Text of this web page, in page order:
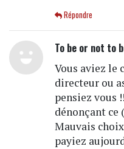
Répondre
To be or not to
Vous aviez le
directeur ou
pensiez vous
dénonçant ce
Mauvais
payiez